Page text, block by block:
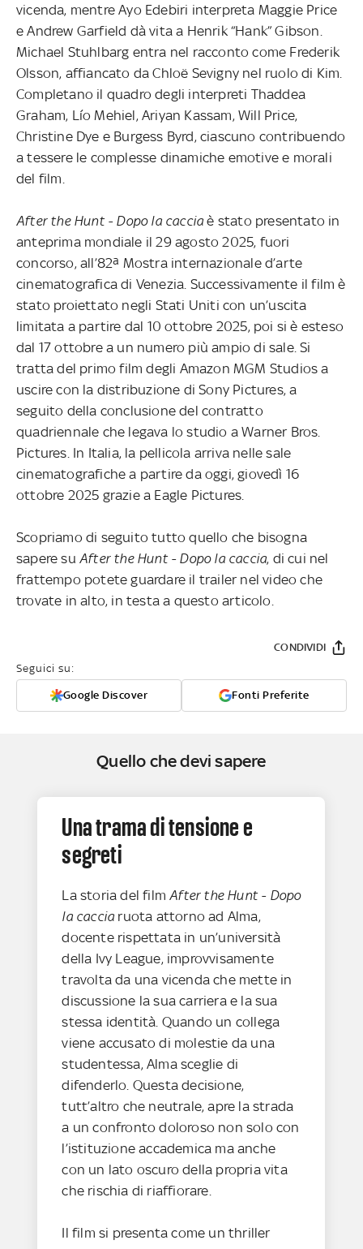
vicenda, mentre Ayo Edebiri interpreta Maggie Price
e Andrew Garfield dà vita a Henrik “Hank” Gibson.
Michael Stuhlbarg entra nel racconto come Frederik
Olsson, affiancato da Chloë Sevigny nel ruolo di Kim.
Completano il quadro degli interpreti Thaddea
Graham, Lío Mehiel, Ariyan Kassam, Will Price,
Christine Dye e Burgess Byrd, ciascuno contribuendo
a tessere le complesse dinamiche emotive e morali
del film.
After the Hunt - Dopo la cacciaè stato presentato in
anteprima mondiale il 29 agosto 2025, fuori
concorso, all’82ª Mostra internazionale d’arte
cinematografica di Venezia. Successivamente il film è
stato proiettato negli Stati Uniti con un’uscita
limitata a partire dal 10 ottobre 2025, poi si è esteso
dal 17 ottobre a un numero più ampio di sale. Si
tratta del primo film degli Amazon MGM Studios a
uscire con la distribuzione di Sony Pictures, a
seguito della conclusione del contratto
quadriennale che legava lo studio a Warner Bros.
Pictures. In Italia, la pellicola arriva nelle sale
cinematografiche a partire da oggi, giovedì 16
ottobre 2025 grazie a Eagle Pictures.
Scopriamo di seguito tutto quello che bisogna
sapere su After the Hunt - Dopo la caccia, di cui nel
frattempo potete guardare il trailer nel video che
trovate in alto, in testa a questo articolo.
Seguici su:
Google Discover Fonti Preferite
CONDIVIDI
Quello che devi sapere
Una trama di tensione e
segreti
La storia del filmAfter the Hunt - Dopo
la cacciaruota attorno ad Alma,
docente rispettata in un’università
della Ivy League, improvvisamente
travolta da una vicenda che mette in
discussione la sua carriera e la sua
stessa identità. Quando un collega
viene accusato di molestie da una
studentessa, Alma sceglie di
difenderlo. Questa decisione,
tutt’altro che neutrale, apre la strada
a un confronto doloroso non solo con
l’istituzione accademica ma anche
con un lato oscuro della propria vita
che rischia di riaffiorare.
Il film si presenta come un thriller